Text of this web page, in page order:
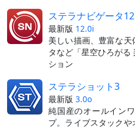
ステラナビゲータ12
最新版 12.0i
美しい描画、豊富な
タなど「星空ひろが
ション
ステラショット3
最新版 3.0o
純国産のオールイン
プ。ライブスタック